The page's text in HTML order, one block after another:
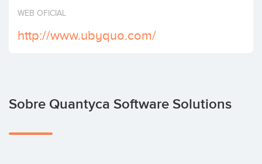
Invertir
WEB OFICIAL
http://www.ubyquo.com/
Sobre Quantyca Software Solutions